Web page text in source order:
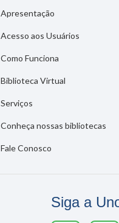
Apresentação
Acesso aos Usuários
Como Funciona
Biblioteca Virtual
Serviços
Conheça nossas bibliotecas
Fale Conosco
Siga a